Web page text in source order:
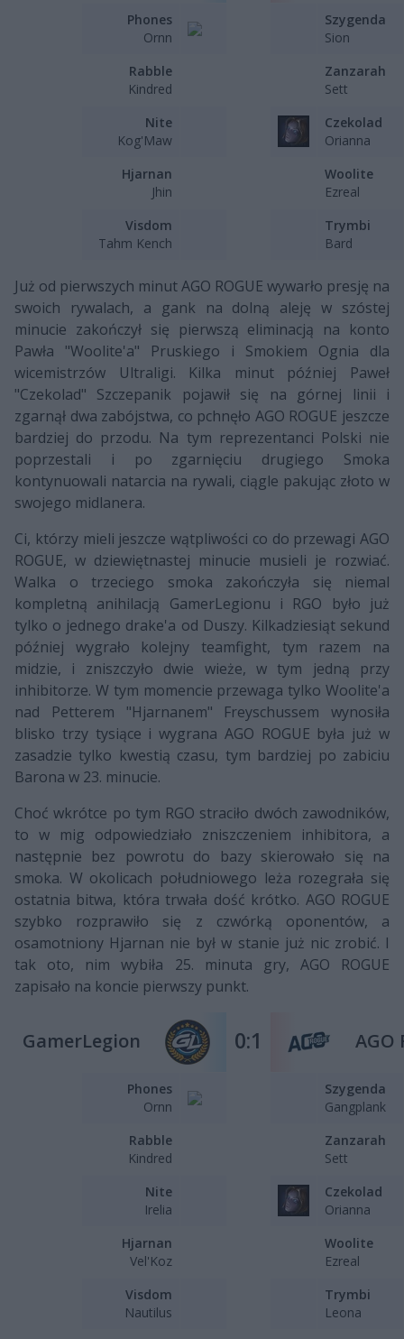
Phones
Ornn
Szygenda
Sion
Rabble
Kindred
Zanzarah
Sett
Nite
Kog'Maw
Czekolad
Orianna
Hjarnan
Jhin
Woolite
Ezreal
Visdom
Tahm Kench
Trymbi
Bard
Już od pierwszych minut AGO ROGUE wywarło presję na
swoich rywalach, a gank na dolną aleję w szóstej
minucie zakończył się pierwszą eliminacją na konto
Pawła "Woolite'a" Pruskiego i Smokiem Ognia dla
wicemistrzów Ultraligi. Kilka minut później Paweł
"Czekolad" Szczepanik pojawił się na górnej linii i
zgarnął dwa zabójstwa, co pchnęło AGO ROGUE jeszcze
bardziej do przodu. Na tym reprezentanci Polski nie
poprzestali i po zgarnięciu drugiego Smoka
kontynuowali natarcia na rywali, ciągle pakując złoto w
swojego midlanera.
Ci, którzy mieli jeszcze wątpliwości co do przewagi AGO
ROGUE, w dziewiętnastej minucie musieli je rozwiać.
Walka o trzeciego smoka zakończyła się niemal
kompletną anihilacją GamerLegionu i RGO było już
tylko o jednego drake'a od Duszy. Kilkadziesiąt sekund
później wygrało kolejny teamfight, tym razem na
midzie, i zniszczyło dwie wieże, w tym jedną przy
inhibitorze. W tym momencie przewaga tylko Woolite'a
nad Petterem "Hjarnanem" Freyschussem wynosiła
blisko trzy tysiące i wygrana AGO ROGUE była już w
zasadzie tylko kwestią czasu, tym bardziej po zabiciu
Barona w 23. minucie.
Choć wkrótce po tym RGO straciło dwóch zawodników,
to w mig odpowiedziało zniszczeniem inhibitora, a
następnie bez powrotu do bazy skierowało się na
smoka. W okolicach południowego leża rozegrała się
ostatnia bitwa, która trwała dość krótko. AGO ROGUE
szybko rozprawiło się z czwórką oponentów, a
osamotniony Hjarnan nie był w stanie już nic zrobić. I
tak oto, nim wybiła 25. minuta gry, AGO ROGUE
zapisało na koncie pierwszy punkt.
GamerLegion 0:1 AGO
Phones
Ornn
Szygenda
Gangplank
Rabble
Kindred
Zanzarah
Sett
Nite
Irelia
Czekolad
Orianna
Hjarnan
Vel'Koz
Woolite
Ezreal
Visdom
Nautilus
Trymbi
Leona